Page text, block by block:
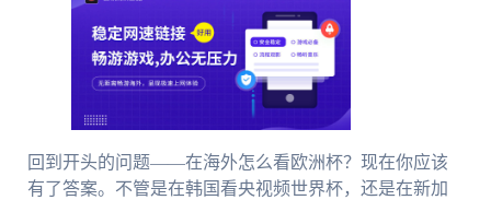
回到开头的问题——在海外怎么看欧洲杯？现在你应该
有了答案。不管是在韩国看央视频世界杯，还是在新加